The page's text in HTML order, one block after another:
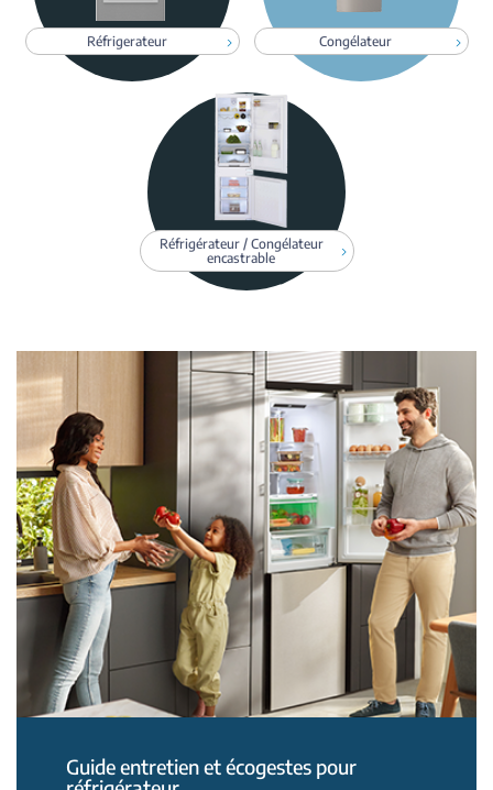
Réfrigerateur Congélateur
Réfrigérateur / Congélateur
encastrable
Guide entretien et écogestes pour